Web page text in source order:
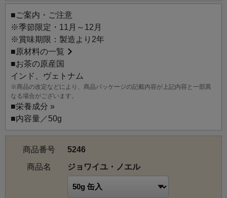
■ご案内・ご注意
※季節限定・11月～12月
※賞味期限：製造より2年
■原材料の一覧
■お茶の原産国
インド、ヴェトナム
※商品の改定などにより、商品パッケージの記載内容が上記内容と一部異
なる場合がございます。
■栄養成分 »
■内容量／50g
商品番号
5246
商品名
ジョワイユ・ノエル